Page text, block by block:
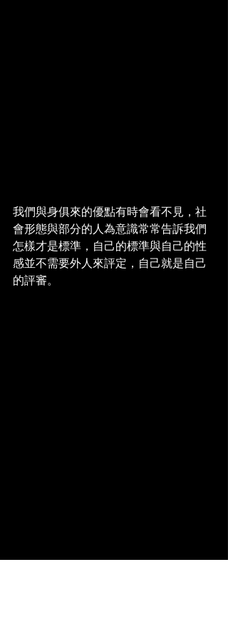
我們與身俱來的優點有時會看不見，社
會形態與部分的人為意識常常告訴我們
怎樣才是標準，自己的標準與自己的性
感並不需要外人來評定，自己就是自己
的評審。